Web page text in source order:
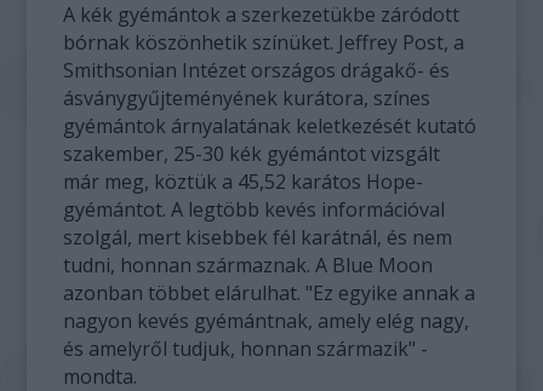
A kék gyémántok a szerkezetükbe záródott
bórnak köszönhetik színüket. Jeffrey Post, a
Smithsonian Intézet országos drágakő- és
ásványgyűjteményének kurátora, színes
gyémántok árnyalatának keletkezését kutató
szakember, 25-30 kék gyémántot vizsgált
már meg, köztük a 45,52 karátos Hope-
gyémántot. A legtöbb kevés információval
szolgál, mert kisebbek fél karátnál, és nem
tudni, honnan származnak. A Blue Moon
azonban többet elárulhat. "Ez egyike annak a
nagyon kevés gyémántnak, amely elég nagy,
és amelyről tudjuk, honnan származik" -
mondta.